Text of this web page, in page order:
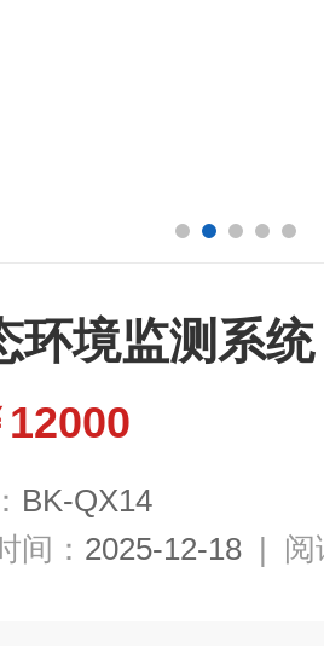
环境监测系统
12000
BK-QX14
间： 2025-12-18 | 阅